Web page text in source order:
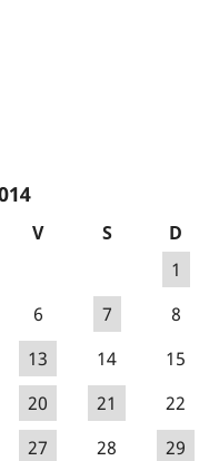
V S
D
1
6 7
8
13 14
15
20 21
22
27 28
29